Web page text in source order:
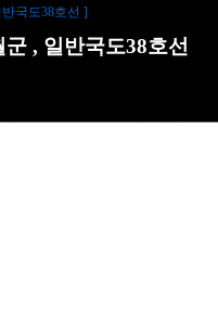
국도38호선 ]
, 일반국도38호선